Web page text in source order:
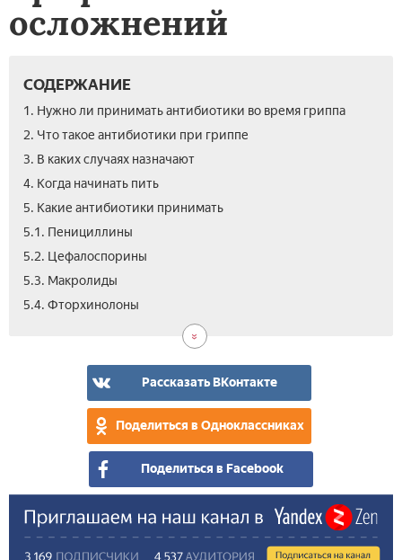
осложнений
СОДЕРЖАНИЕ
1. Нужно ли принимать антибиотики во время гриппа
2. Что такое антибиотики при гриппе
3. В каких случаях назначают
4. Когда начинать пить
5. Какие антибиотики принимать
5.1. Пенициллины
5.2. Цефалоспорины
5.3. Макролиды
5.4. Фторхинолоны
Рассказать ВКонтакте
Поделиться в Одноклассниках
Поделиться в Facebook